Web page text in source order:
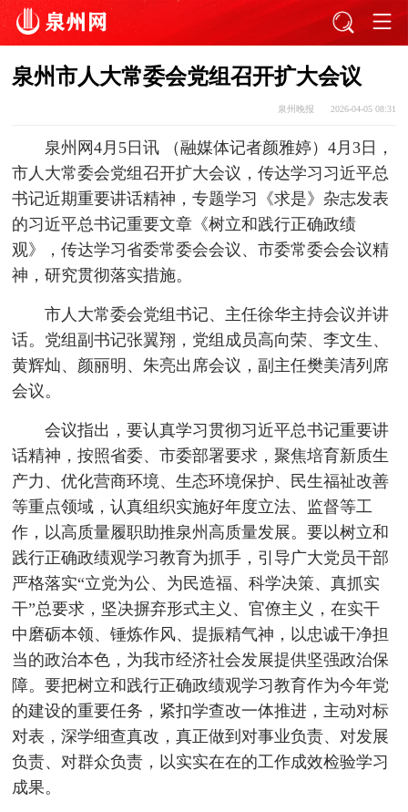
泉州市人大常委会党组召开扩大会议
泉州晚报 2026-04-05 08:31
泉州网4月5日讯 （融媒体记者颜雅婷）4月3日，
市人大常委会党组召开扩大会议，传达学习习近平总
书记近期重要讲话精神，专题学习《求是》杂志发表
的习近平总书记重要文章《树立和践行正确政绩
观》，传达学习省委常委会会议、市委常委会会议精
神，研究贯彻落实措施。
市人大常委会党组书记、主任徐华主持会议并讲
话。党组副书记张翼翔，党组成员高向荣、李文生、
黄辉灿、颜丽明、朱亮出席会议，副主任樊美清列席
会议。
会议指出，要认真学习贯彻习近平总书记重要讲
话精神，按照省委、市委部署要求，聚焦培育新质生
产力、优化营商环境、生态环境保护、民生福祉改善
等重点领域，认真组织实施好年度立法、监督等工
作，以高质量履职助推泉州高质量发展。要以树立和
践行正确政绩观学习教育为抓手，引导广大党员干部
严格落实“立党为公、为民造福、科学决策、真抓实
干”总要求，坚决摒弃形式主义、官僚主义，在实干
中磨砺本领、锤炼作风、提振精气神，以忠诚干净担
当的政治本色，为我市经济社会发展提供坚强政治保
障。要把树立和践行正确政绩观学习教育作为今年党
的建设的重要任务，紧扣学查改一体推进，主动对标
对表，深学细查真改，真正做到对事业负责、对发展
负责、对群众负责，以实实在在的工作成效检验学习
成果。